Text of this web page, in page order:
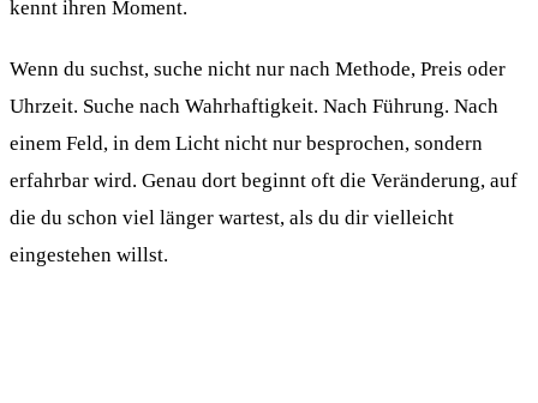
kennt ihren Moment.
Wenn du suchst, suche nicht nur nach Methode, Preis oder
Uhrzeit. Suche nach Wahrhaftigkeit. Nach Führung. Nach
einem Feld, in dem Licht nicht nur besprochen, sondern
erfahrbar wird. Genau dort beginnt oft die Veränderung, auf
die du schon viel länger wartest, als du dir vielleicht
eingestehen willst.